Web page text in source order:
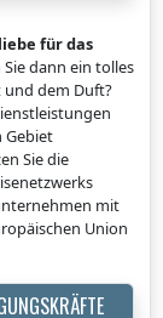
für das
dann ein tolles
und dem Duft?
Gebiet
Sie die
mit
Union